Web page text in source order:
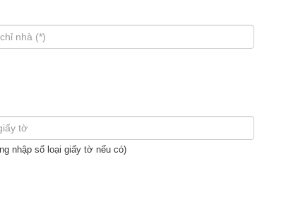
nhập số loại giấy tờ nếu có)